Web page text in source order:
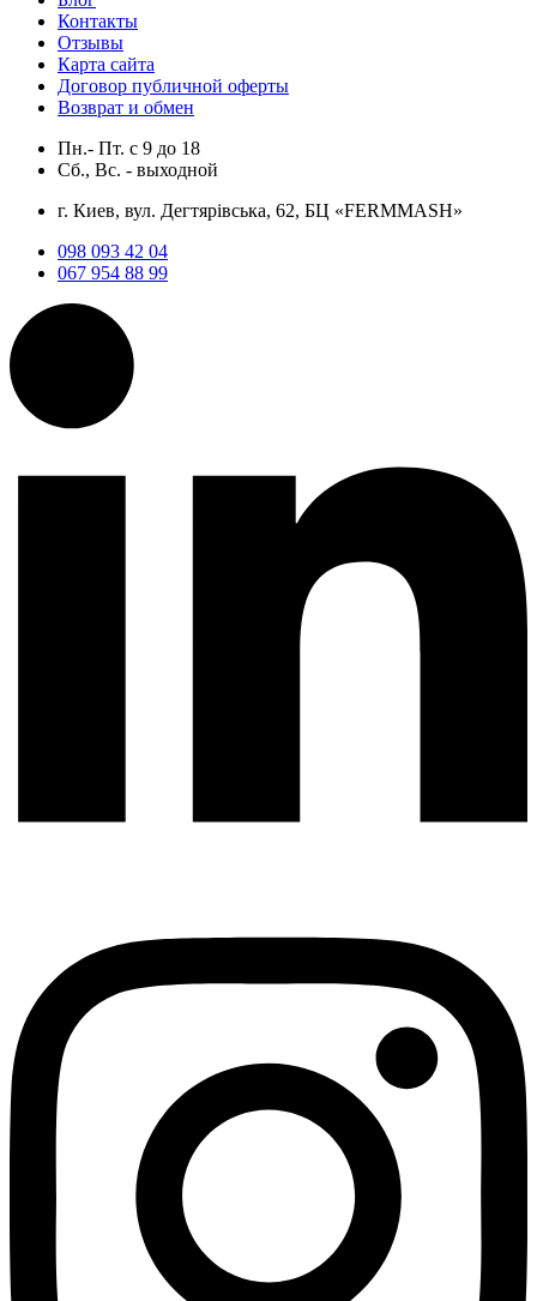
Контакты
Отзывы
Карта сайта
Договор публичной оферты
Возврат и обмен
Пн.- Пт. с 9 до 18
Сб., Вс. - выходной
г. Киев, вул. Дегтярівська, 62, БЦ «FERMMASH»
098 093 42 04
067 954 88 99